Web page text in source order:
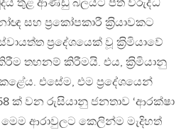
තුළ ආණ්ඩු බලයට පත් විරුද්ධ
සහ ප‍්‍රකෝපකාරී ක‍්‍රියාවකට
ප‍්‍රදේශයෙක් වූ ක‍්‍රිමියාවේ
තහනම් කිරීමයි. එය, ක‍්‍රිමියානු
එසේම, එම ප‍්‍රදේශයෙන්
ක් වන රුසියානු ජනතාව ‘ආරක්ෂා
ආරාවුලට කෙලින්ම මැදිහත්